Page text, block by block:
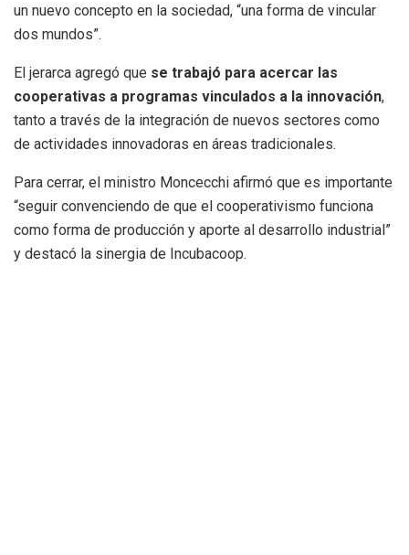
un nuevo concepto en la sociedad, “una forma de vincular
dos mundos”.
El jerarca agregó que se trabajó para acercar las
cooperativas a programas vinculados a la innovación,
tanto a través de la integración de nuevos sectores como
de actividades innovadoras en áreas tradicionales.
Para cerrar, el ministro Moncecchi afirmó que es importante
“seguir convenciendo de que el cooperativismo funciona
como forma de producción y aporte al desarrollo industrial”
y destacó la sinergia de Incubacoop.